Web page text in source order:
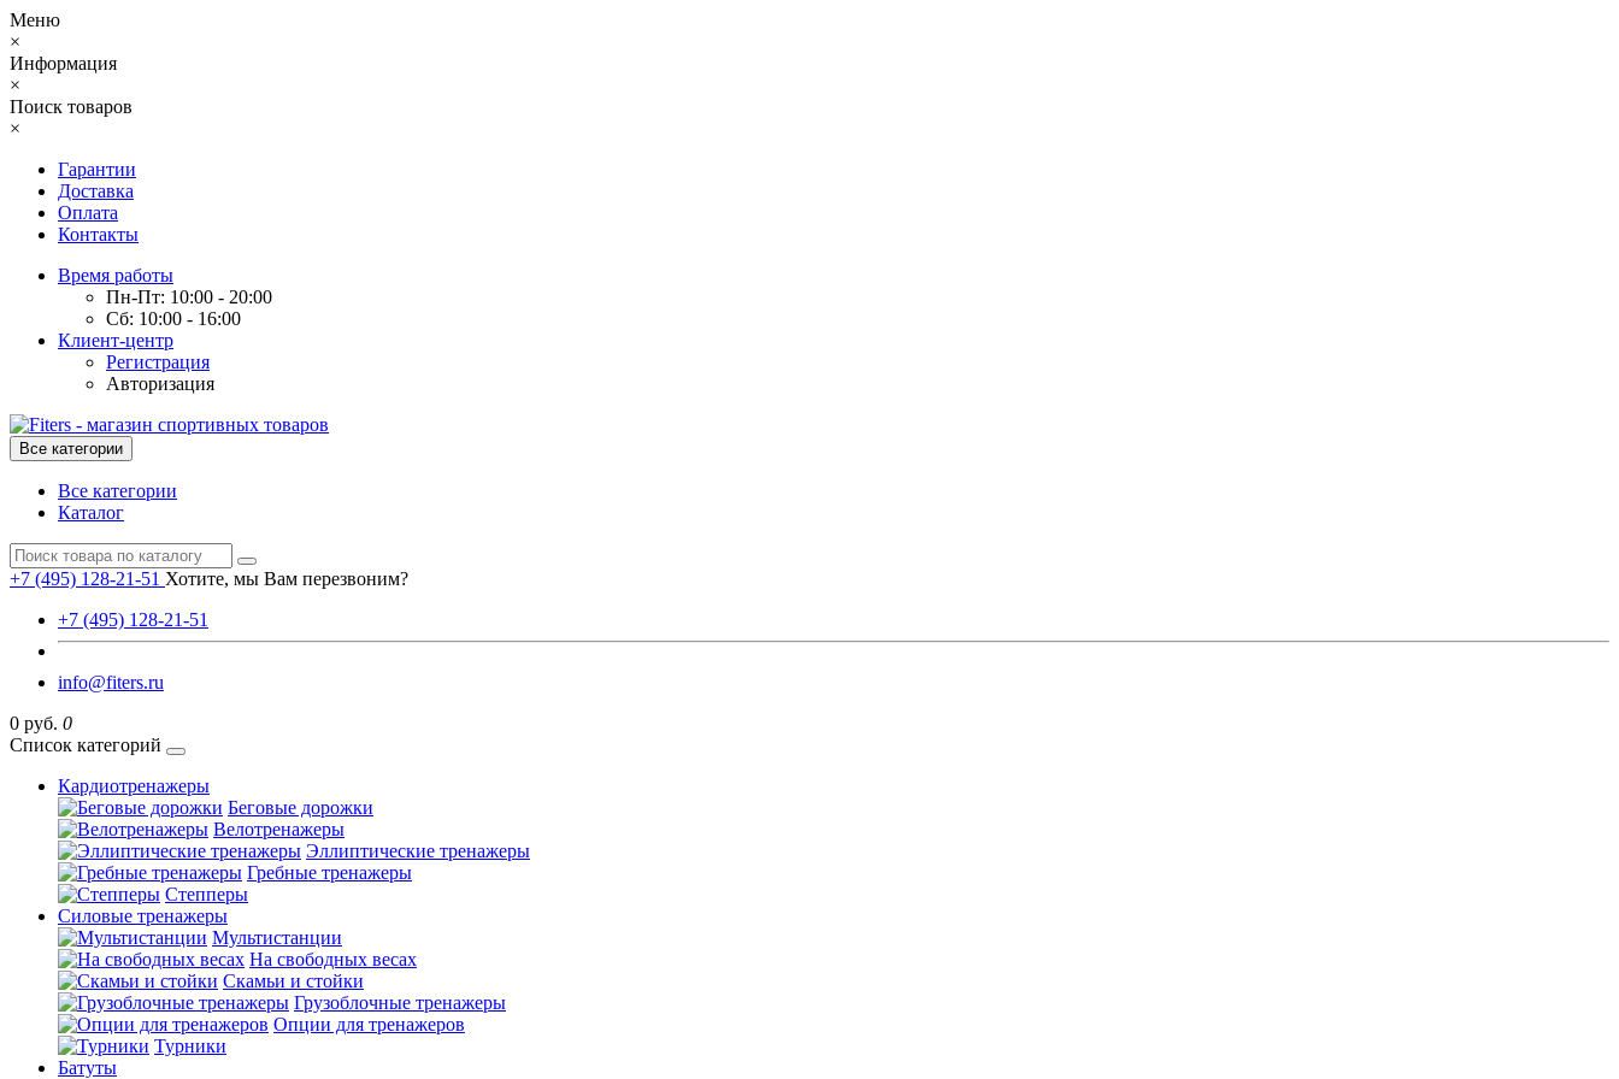
Меню
×
Информация
×
Поиск товаров
×
Гарантии
Доставка
Оплата
Контакты
Время работы
Пн-Пт: 10:00 - 20:00
Сб: 10:00 - 16:00
Клиент-центр
Регистрация
Авторизация
Все категории
Все категории
Каталог
+7 (495) 128-21-51 Хотите, мы Вам перезвоним?
+7 (495) 128-21-51
info@fiters.ru
0 руб. 0
Список категорий
Кардиотренажеры
Беговые дорожки
Велотренажеры
Эллиптические тренажеры
Гребные тренажеры
Степперы
Силовые тренажеры
Мультистанции
На свободных весах
Скамьи и стойки
Грузоблочные тренажеры
Опции для тренажеров
Турники
Батуты